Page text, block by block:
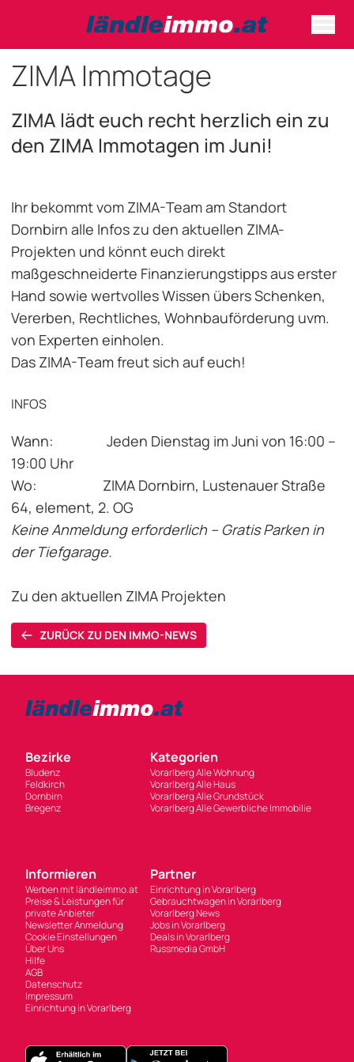
ZIMA Immotage
ZIMA lädt euch recht herzlich ein zu
den ZIMA Immotagen im Juni!
Ihr bekommt vom ZIMA-Team am Standort
Dornbirn alle Infos zu den aktuellen ZIMA-
Projekten und könnt euch direkt
maßgeschneiderte Finanzierungstipps aus erster
Hand sowie wertvolles Wissen übers Schenken,
Vererben, Rechtliches, Wohnbauförderung uvm.
von Experten einholen.
Das ZIMA-Team freut sich auf euch!
INFOS
Wann: Jeden Dienstag im Juni von 16:00 –
19:00 Uhr
Wo: ZIMA Dornbirn, Lustenauer Straße
64, element, 2. OG
Keine Anmeldung erforderlich – Gratis Parken in
der Tiefgarage.
Zu den aktuellen ZIMA Projekten
ZURÜCK ZU DEN IMMO-NEWS
Bezirke
Bludenz
Feldkirch
Dornbirn
Bregenz
Kategorien
Vorarlberg Alle Wohnung
Vorarlberg Alle Haus
Vorarlberg Alle Grundstück
Vorarlberg Alle Gewerbliche Immobilie
Informieren
Werben mit ländleimmo.at
Preise & Leistungen für
private Anbieter
Newsletter Anmeldung
Cookie Einstellungen
Über Uns
Hilfe
AGB
Datenschutz
Impressum
Einrichtung in Vorarlberg
Partner
Einrichtung in Vorarlberg
Gebrauchtwagen in Vorarlberg
Vorarlberg News
Jobs in Vorarlberg
Deals in Vorarlberg
Russmedia GmbH